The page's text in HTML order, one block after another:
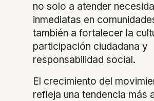
no solo a atender
inmediatas en
también a fortalecer la
participación ciudadana y
responsabilidad social.
El crecimiento del
refleja una tendencia más